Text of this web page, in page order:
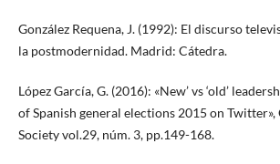
González Requena, J. (1992): El discurso
la postmodernidad. Madrid: Cátedra.
López García, G. (2016): «New’ vs ‘old’
of Spanish general elections 2015 on
Society vol.29, núm. 3, pp.149-168.